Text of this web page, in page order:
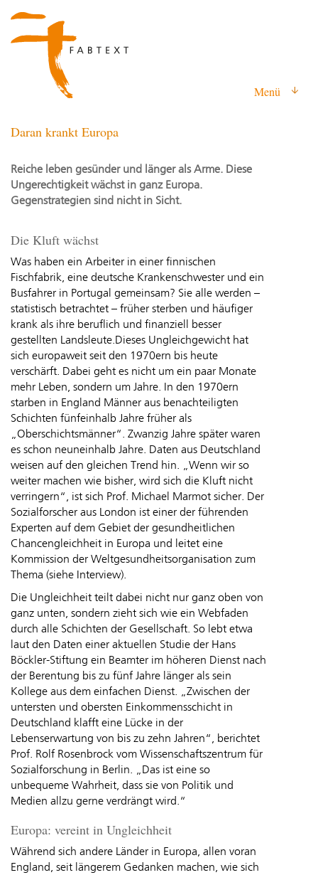
Menü
Daran krankt Europa
Reiche leben gesünder und länger als Arme. Diese
Ungerechtigkeit wächst in ganz Europa.
Gegenstrategien sind nicht in Sicht.
Die Kluft wächst
Was haben ein Arbeiter in einer finnischen
Fischfabrik, eine deutsche Krankenschwester und ein
Busfahrer in Portugal gemeinsam? Sie alle werden –
statistisch betrachtet – früher sterben und häufiger
krank als ihre beruflich und finanziell besser
gestellten Landsleute.Dieses Ungleichgewicht hat
sich europaweit seit den 1970ern bis heute
verschärft. Dabei geht es nicht um ein paar Monate
mehr Leben, sondern um Jahre. In den 1970ern
starben in England Männer aus benachteiligten
Schichten fünfeinhalb Jahre früher als
„Oberschichtsmänner“. Zwanzig Jahre später waren
es schon neuneinhalb Jahre. Daten aus Deutschland
weisen auf den gleichen Trend hin. „Wenn wir so
weiter machen wie bisher, wird sich die Kluft nicht
verringern“, ist sich Prof. Michael Marmot sicher. Der
Sozialforscher aus London ist einer der führenden
Experten auf dem Gebiet der gesundheitlichen
Chancengleichheit in Europa und leitet eine
Kommission der Weltgesundheitsorganisation zum
Thema (siehe Interview).
Die Ungleichheit teilt dabei nicht nur ganz oben von
ganz unten, sondern zieht sich wie ein Webfaden
durch alle Schichten der Gesellschaft. So lebt etwa
laut den Daten einer aktuellen Studie der Hans
Böckler-Stiftung ein Beamter im höheren Dienst nach
der Berentung bis zu fünf Jahre länger als sein
Kollege aus dem einfachen Dienst. „Zwischen der
untersten und obersten Einkommensschicht in
Deutschland klafft eine Lücke in der
Lebenserwartung von bis zu zehn Jahren“, berichtet
Prof. Rolf Rosenbrock vom Wissenschaftszentrum für
Sozialforschung in Berlin. „Das ist eine so
unbequeme Wahrheit, dass sie von Politik und
Medien allzu gerne verdrängt wird.“
Europa: vereint in Ungleichheit
Während sich andere Länder in Europa, allen voran
England, seit längerem Gedanken machen, wie sich